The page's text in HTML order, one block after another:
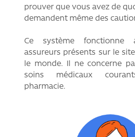
prouver que vous avez de
demandent même des
Ce système fonctionne
assureurs présents sur le
le monde. Il ne concerne
soins médicaux
pharmacie.